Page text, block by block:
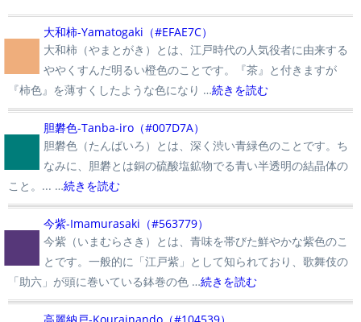
■大和柿-Yamatogaki（#EFAE7C）
大和柿（やまとがき）とは、江戸時代の人気役者に由来する
ややくすんだ明るい橙色のことです。『茶』と付きますが
『柿色』を薄すくしたような色になり …続きを読む
■胆礬色-Tanba-iro（#007D7A）
胆礬色（たんばいろ）とは、深く渋い青緑色のことです。ち
なみに、胆礬とは銅の硫酸塩鉱物でる青い半透明の結晶体の
こと。... …続きを読む
■今紫-Imamurasaki（#563779）
今紫（いまむらさき）とは、青味を帯びた鮮やかな紫色のこ
とです。一般的に「江戸紫」として知られており、歌舞伎の
「助六」が頭に巻いている鉢巻の色 …続きを読む